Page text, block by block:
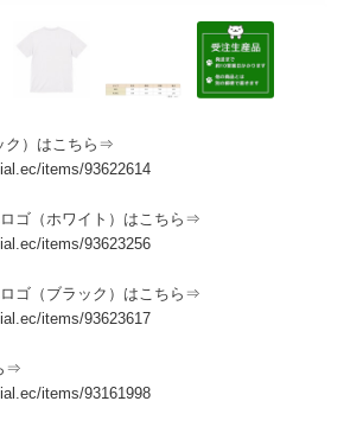
ク）はこちら⇒
items/93622614
ゴ（ホワイト）はこちら⇒
items/93623256
ゴ（ブラック）はこちら⇒
items/93623617
⇒
items/93161998